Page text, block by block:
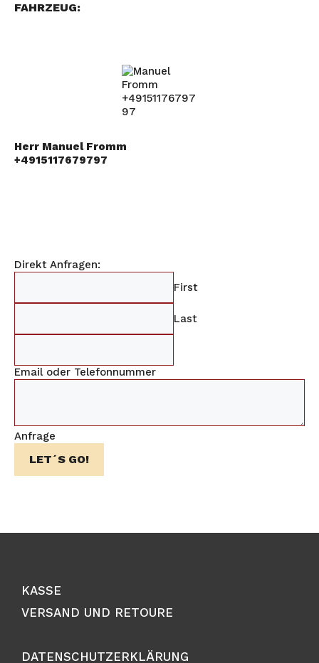
FAHRZEUG:
Herr Manuel Fromm
+4915117679797
Direkt Anfragen:
First
Last
Email oder Telefonnummer
Anfrage
LET´S GO!
KASSE
VERSAND UND RETOURE
DATENSCHUTZERKLÄRUNG